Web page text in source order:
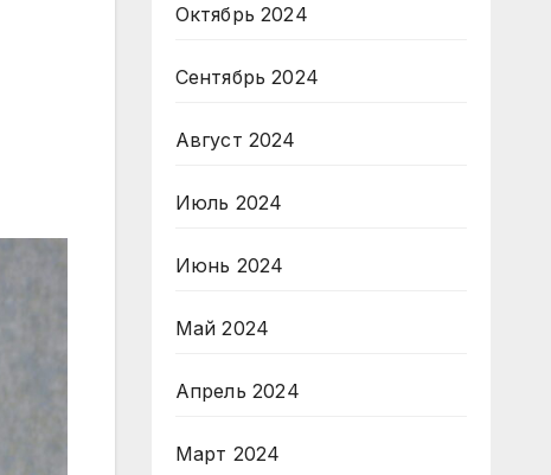
Октябрь 2024
Сентябрь 2024
Август 2024
Июль 2024
Июнь 2024
Май 2024
Апрель 2024
Март 2024